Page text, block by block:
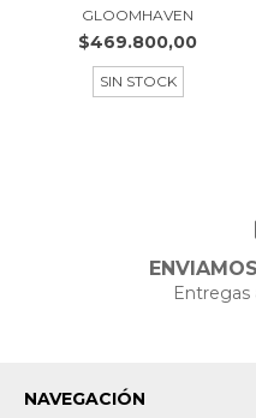
GLOOMHAVEN
$469.800,00
SIN STOCK
Entregas
NAVEGACIÓN